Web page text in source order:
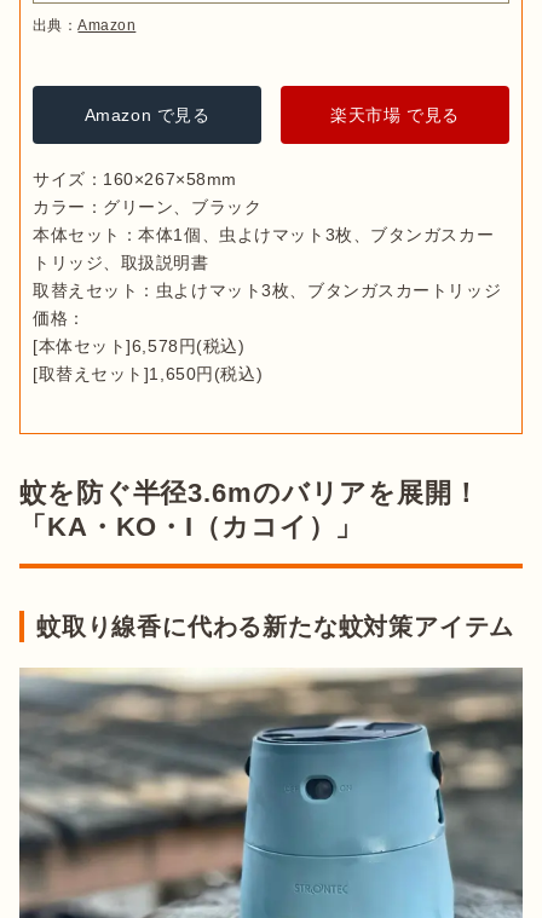
出典：Amazon
Amazon で見る 楽天市場 で見る
サイズ：160×267×58mm
カラー：グリーン、ブラック
本体セット：本体1個、虫よけマット3枚、ブタンガスカー
トリッジ、取扱説明書
取替えセット：虫よけマット3枚、ブタンガスカートリッジ
価格：
[本体セット]6,578円(税込)
[取替えセット]1,650円(税込)
蚊を防ぐ半径3.6mのバリアを展開！
「KA・KO・I（カコイ）」
蚊取り線香に代わる新たな蚊対策アイテム